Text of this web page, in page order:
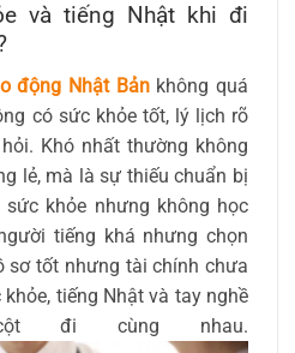
và tiếng Nhật khi đi
động Nhật Bảnkhông quá
có sức khỏe tốt, lý lịch rõ
Khó nhất thường không
lẻ, mà là sự thiếu chuẩn bị
khỏe nhưng không học
tiếng khá nhưng chọn
sơ tốt nhưng tài chính chưa
tiếng Nhật và tay nghề
đi cùng nhau.